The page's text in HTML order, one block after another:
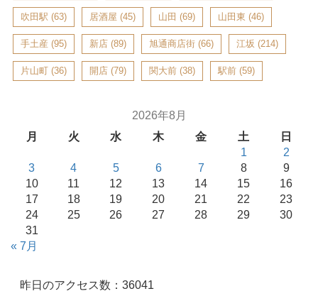
吹田駅 (63) 居酒屋 (45) 山田 (69) 山田東 (46)
手土産 (95) 新店 (89) 旭通商店街 (66) 江坂 (214)
片山町 (36) 開店 (79) 関大前 (38) 駅前 (59)
2026年8月
月
火 水 木 金 土
日
1
2
3
4 5 6 7 8
9
10
11 12 13 14 15
16
17
18 19 20 21 22
23
24
25 26 27 28 29
30
31
« 7月
昨日のアクセス数：36041